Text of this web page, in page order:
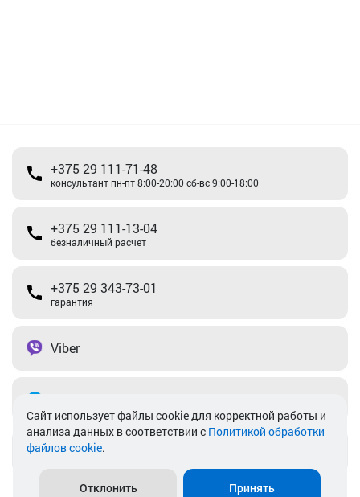
+375 29 111-71-48
консультант пн-пт 8:00-20:00 сб-вс 9:00-18:00
+375 29 111-13-04
безналичный расчет
+375 29 343-73-01
гарантия
Viber
info@akkamulik.by
Cайт использует файлы cookie для корректной работы и
анализа данных в соответствии с Политикой обработки
файлов cookie.
Отклонить Принять